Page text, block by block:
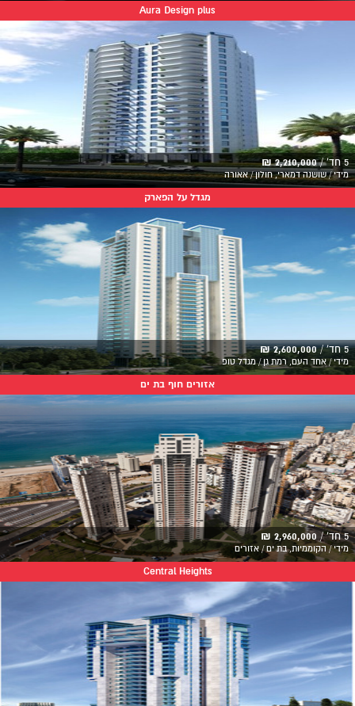
Aura Design plus
5 חד' / 2,210,000 ₪
מידי / שושנה דמארי, חולון / אאורה
מגדל על הפארק
5 חד' / 2,600,000 ₪
מידי / אחד העם, רמת גן / מגדל טופ
אזורים חוף בת ים
5 חד' / 2,960,000 ₪
מידי / הקוממיות, בת ים / אזורים
Central Heights